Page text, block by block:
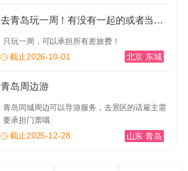
去青岛玩一周！有没有一起的或者当地的导游推荐一下！有
只玩一周，可以承担所有差旅费！
截止2026-10-01 北京 东城
青岛周边游
青岛同城周边可以导游服务，去景区的话雇主需
要承担门票哦
截止2025-12-28 山东 青岛